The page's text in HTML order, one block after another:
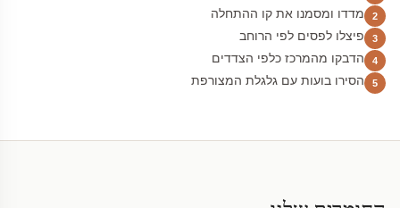
2 מדדו ומסמנו את קו ההתחלה
3 פיצלו לפסים לפי הרוחב
4 הדבקו מהמרכז כלפי הצדדים
5 הסירו בועות עם גלגלת המצורפת